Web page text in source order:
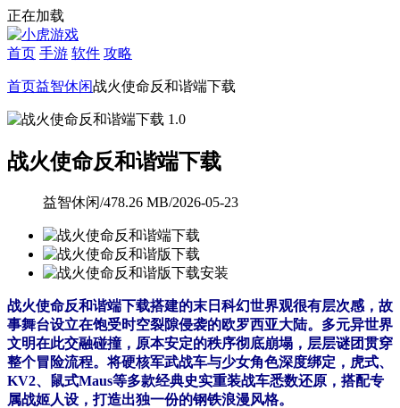
正在加载
首页 手游 软件 攻略
首页益智休闲战火使命反和谐端下载
战火使命反和谐端下载
益智休闲/478.26 MB/2026-05-23
战火使命反和谐端下载搭建的末日科幻世界观很有层次感，故
事舞台设立在饱受时空裂隙侵袭的欧罗西亚大陆。多元异世界
文明在此交融碰撞，原本安定的秩序彻底崩塌，层层谜团贯穿
整个冒险流程。将硬核军武战车与少女角色深度绑定，虎式、
KV2、鼠式Maus等多款经典史实重装战车悉数还原，搭配专
属战姬人设，打造出独一份的钢铁浪漫风格。